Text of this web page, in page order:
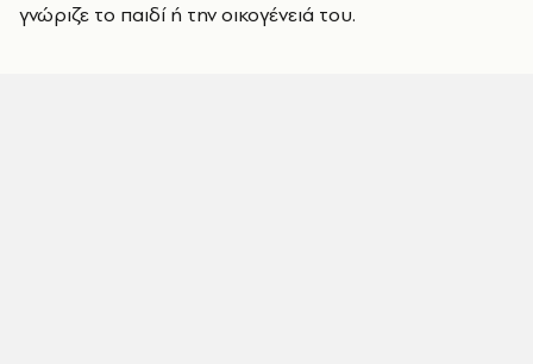
γνώριζε το παιδί ή την οικογένειά του.